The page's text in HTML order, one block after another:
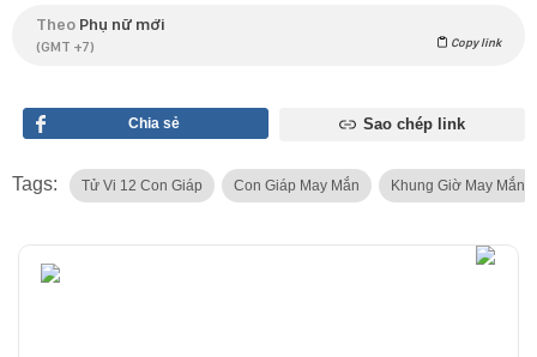
Theo Phụ nữ mới
(GMT +7) Copy link
Chia sẻ Sao chép link
Tags: Tử Vi 12 Con Giáp Con Giáp May Mắn Khung Giờ May Mắn